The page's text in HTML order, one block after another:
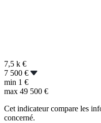
7,5 k €
7 500 €
min 1 €
max 49 500 €
Cet indicateur compare les
concerné.